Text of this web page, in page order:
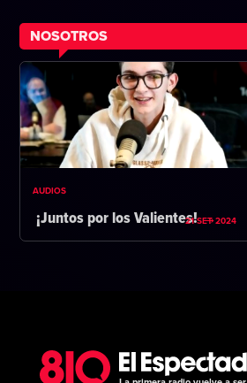
NOSOTROS
AUDIOS
¡Juntos por los Valientes!21 SET 2024